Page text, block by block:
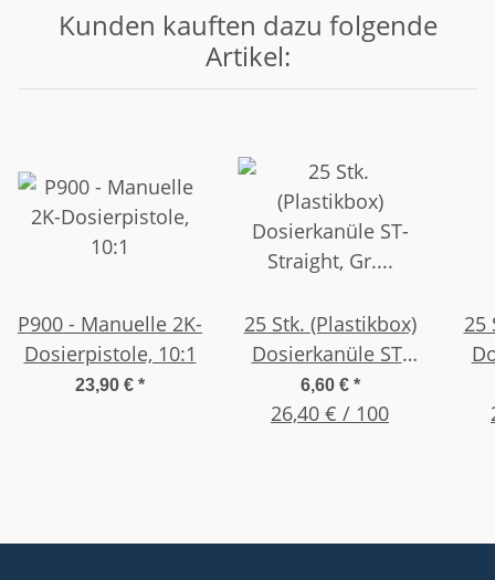
Kunden kauften dazu folgende
Artikel:
P900 - Manuelle 2K-
Dosierpistole, 10:1
23,90 € *
25 Stk. (Plastikbox)
Dosierkanüle ST-
Straight, Gr. 20G
0,5" (12,7mm) Pink
6,60 € *
26,40 € / 100
25